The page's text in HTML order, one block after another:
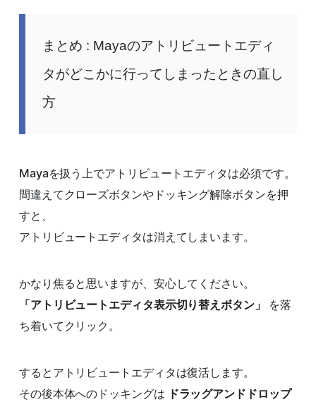
まとめ : Mayaのアトリビュートエディ
タがどこかに行ってしまったときの直し
方
Mayaを扱う上でアトリビュートエディタは必須です。
間違えてクローズボタンやドッキング解除ボタンを押
すと、
アトリビュートエディタは消えてしまいます。
かなり焦ると思いますが、安心してください。
「アトリビュートエディタ表示切り替えボタン」
を落
ち着いてクリック。
するとアトリビュートエディタは復活します。
その後本体へのドッキングは ドラッグアンドドロップ